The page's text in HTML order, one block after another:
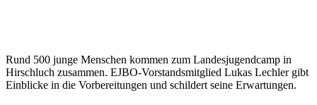
Rund 500 junge Menschen kommen zum Landesjugendcamp in
Hirschluch zusammen. EJBO-Vorstandsmitglied Lukas Lechler gibt
Einblicke in die Vorbereitungen und schildert seine Erwartungen.